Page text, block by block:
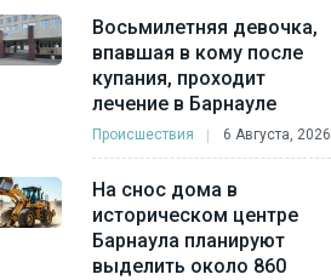
Восьмилетняя девочка,
впавшая в кому после
купания, проходит
лечение в Барнауле
Происшествия 6 Августа, 2026
На снос дома в
историческом центре
Барнаула планируют
выделить около 860